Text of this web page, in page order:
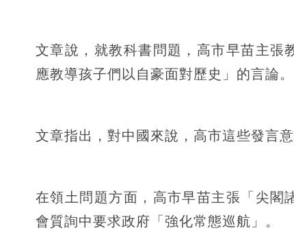
文章說，就教科書問題，高市早苗主張
應教導孩子們以自豪面對歷史」的言論。
文章指出，對中國來說，高市這些發言
在領土問題方面，高市早苗主張「尖閣
會質詢中要求政府「強化常態巡航」。